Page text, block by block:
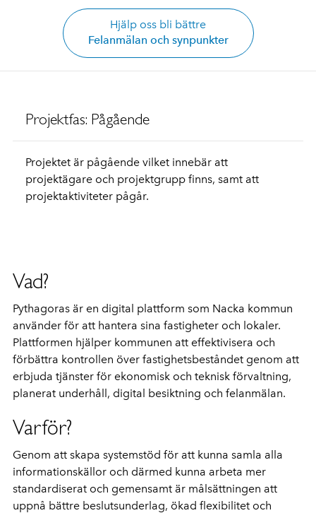
Hjälp oss bli bättre
Felanmälan och synpunkter
Projektfas: Pågående
Projektet är pågående vilket innebär att
projektägare och projektgrupp finns, samt att
projektaktiviteter pågår.
Vad?
Pythagoras är en digital plattform som Nacka kommun
använder för att hantera sina fastigheter och lokaler.
Plattformen hjälper kommunen att effektivisera och
förbättra kontrollen över fastighetsbeståndet genom att
erbjuda tjänster för ekonomisk och teknisk förvaltning,
planerat underhåll, digital besiktning och felanmälan.
Varför?
Genom att skapa systemstöd för att kunna samla alla
informationskällor och därmed kunna arbeta mer
standardiserat och gemensamt är målsättningen att
uppnå bättre beslutsunderlag, ökad flexibilitet och